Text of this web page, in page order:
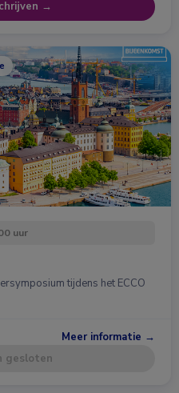
→
uur
tijdens het ECCO
Meer informatie →
gesloten